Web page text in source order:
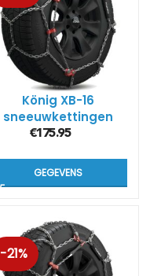
König XB-16
sneeuwkettingen
(16mm) voor 4×4 en
€175.95
GEGEVENS
-21%